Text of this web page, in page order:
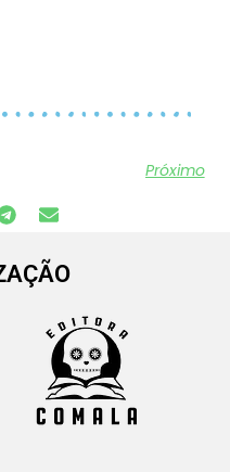
Próximo